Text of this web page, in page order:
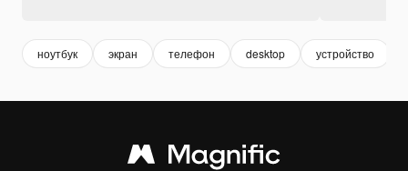
ноутбук экран телефон desktop устройство